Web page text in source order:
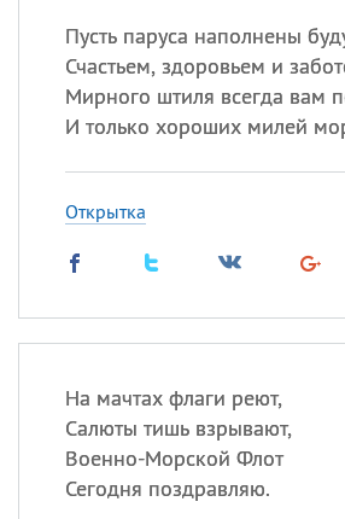
Пусть паруса наполнены
Счастьем, здоровьем и
Мирного штиля всегда вам
И только хороших милей
Открытка
На мачтах флаги реют,
Салюты тишь взрывают,
Военно-Морской Флот
Сегодня поздравляю.